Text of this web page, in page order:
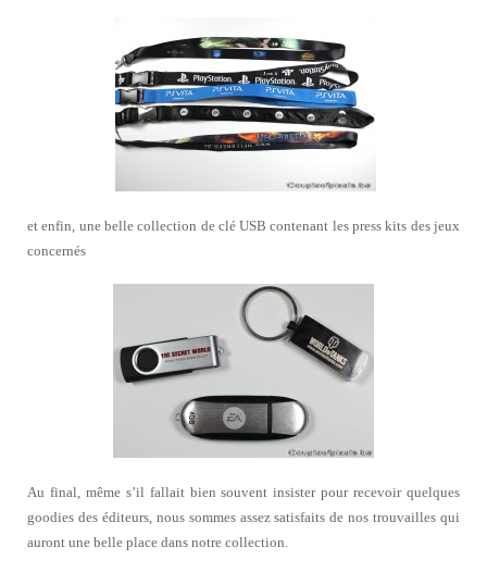
et enfin, une belle collection de clé USB contenant les press kits des jeux
concernés
Au final, même s’il fallait bien souvent insister pour recevoir quelques
goodies des éditeurs, nous sommes assez satisfaits de nos trouvailles qui
auront une belle place dans notre collection.